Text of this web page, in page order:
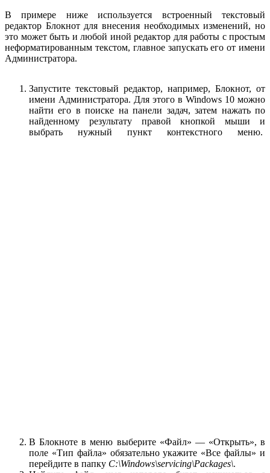
В примере ниже используется встроенный текстовый
редактор Блокнот для внесения необходимых изменений, но
это может быть и любой иной редактор для работы с простым
неформатированным текстом, главное запускать его от имени
Администратора.
Запустите текстовый редактор, например, Блокнот, от
имени Администратора. Для этого в Windows 10 можно
найти его в поиске на панели задач, затем нажать по
найденному результату правой кнопкой мыши и
выбрать нужный пункт контекстного меню.
В Блокноте в меню выберите «Файл» — «Открыть», в
поле «Тип файла» обязательно укажите «Все файлы» и
перейдите в папку C:\Windows\servicing\Packages\.